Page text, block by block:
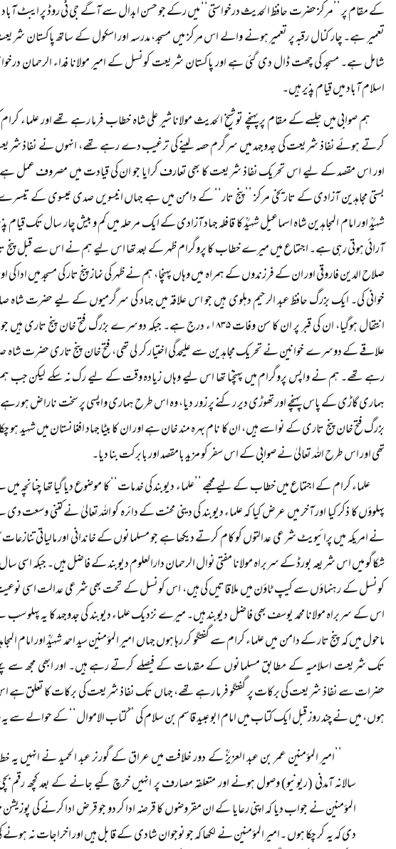
کے مقام پر ’’مرکز حضرت حافظ الحدیث درخواستی‘‘ میں رکے جو حسن ابدال سے آگے جی ٹی روڈ پر ایبٹ
تعمیر ہے۔ چار کنال رقبہ پر تعمیر ہونے والے اس مرکز میں مسجد، مدرسہ اور اسکول کے ساتھ پاکستان
شامل ہے۔ مسجد کی چھت ڈال دی گئی ہے اور پاکستان شریعت کونسل کے امیر مولانا فداء الرحمان
اسلام آباد میں قیام پذیر ہیں۔
ہم صوابی میں جلسے کے مقام پر پہنچے تو شیخ الحدیث مولانا شیر علی شاہ خطاب فرما رہے تھے اور علماء
کرتے ہوئے نفاذ شریعت کی جدوجہد میں سرگرم حصہ لینے کی ترغیب دے رہے تھے، انہوں نے نفاذ
اور اس مقصد کے لیے اس تحریک نفاذ شریعت کا بھی تعارف کرایا جو ان کی قیادت میں مصروف عمل ہے۔
بستی مجاہدین آزادی کے تاریخی مرکز ’’پنج تار‘‘ کے دامن میں ہے جہاں انیسویں صدی عیسوی کے تیسرے
شہیدؒ اور امام المجاہدین شاہ اسماعیل شہیدؒ کا قافلہ جہاد آزادی کے ایک مرحلہ میں کم و بیش چار سال تک
آرائی ہوتی رہی ہے۔ اجتماع میں میرے خطاب کا پروگرام ظہر کے بعد تھا اس لیے ہم نے اس سے قبل پنج تار
صلاح الدین فاروقی اور ان کے فرزندوں کے ہمراہ میں وہاں پہنچا، ہم نے ظہر کی نماز پنج تار کی مسجد میں ادا
خوانی کی۔ ایک بزرگ حافظ عبد الرحیم دہلوی ہیں جو اس علاقہ میں جہاد کی سرگرمیوں کے لیے حضرت
انتقال ہوگیا، ان کی قبر پر ان کا سن وفات ۱۸۳۵ء درج ہے۔ جبکہ دوسرے بزرگ
علاقے کے دوسرے خوانین نے تحریک مجاہدین سے علیحدگی اختیار کر لی تھی، فتح خان پنج تاری
رہے تھے۔ ہم نے واپس پروگرام میں پہنچنا تھا اس لیے وہاں زیادہ وقت کے لیے رک نہ سکے لیکن جب
ہماری گاڑی کے پاس پہنچے اور تھوڑی دیر رکنے پر زور دیا، وہ اس طرح ہماری واپسی پر سخت ناراض ہو
بزرگ فتح خان پنج تاری کے نواسے ہیں، ان کا نام بہرہ مند خان ہے اور ان کا بیٹا جہاد افغانستان میں شہید ہو
تھی اور اس طرح اللہ تعالیٰ نے صوابی کے اس سفر کو مزید بامقصد اور بابرکت بنا دیا۔
علماء کرام کے اجتماع میں خطاب کے لیے مجھے ’’علماء دیوبند کی خدمات‘‘ کا موضوع دیا گیا تھا چنانچہ
پہلوؤں کا ذکر کیا اور آخر میں عرض کیا کہ علماء دیوبند کی دینی محنت کے دائرہ کو اللہ تعالیٰ نے کتنی
نے امریکہ میں پرائیویٹ شرعی عدالتوں کو کام کرتے دیکھا ہے جو مسلمانوں کے خاندانی اور مالیاتی
شکاگو میں اس شریعہ بورڈ کے سربراہ مولانا مفتی نوال الرحمان دارالعلوم دیوبند کے فاضل ہیں۔ جبکہ اسی
کونسل کے رہنماؤں سے کیپ ٹاؤن میں ملاقاتیں کی ہیں، اس کونسل کے تحت بھی شرعی عدالت اسی
اس کے سربراہ مولانا محمد یوسف بھی فاضل دیوبند ہیں۔ میرے نزدیک علماء دیوبند کی جدوجہد کا یہ پہلو
ماحول میں کہ پنج تار کے دامن میں علماء کرام سے گفتگو کر رہا ہوں جہاں امیر المؤمنین سید احمد شہیدؒ اور امام
تک شریعت اسلامیہ کے مطابق مسلمانوں کے مقدمات کے فیصلے کرتے رہے ہیں۔ اور ابھی مجھ سے
حضرات سے نفاذ شریعت کی برکات پر گفتگو فرما رہے تھے، جہاں تک نفاذ شریعت کی برکات کا تعلق
ہوں، میں نے چند روز قبل ایک کتاب میں امام ابو عبید قاسم بن سلام کی ’’کتاب الاموال‘‘ کے حوالے سے
’’امیر المؤمنین عمر بن عبد العزیزؒ کے دور خلافت میں عراق کے گورنر عبد الحمید نے انہیں یہ
سالانہ آمدنی (ریونیو) وصول ہونے اور متعلقہ مصارف پر انہیں خرچ کیے جانے کے بعد کچھ رقم
المؤمنین نے جواب دیا کہ اپنی رعایا کے ان مقروضوں کا قرضہ ادا کر دو جو قرض ادا کرنے کی
دی کہ یہ کر چکا ہوں ۔امیر المؤمنین نے لکھا کہ جو نوجوان شادی کے قابل ہیں اور اخراجات نہ